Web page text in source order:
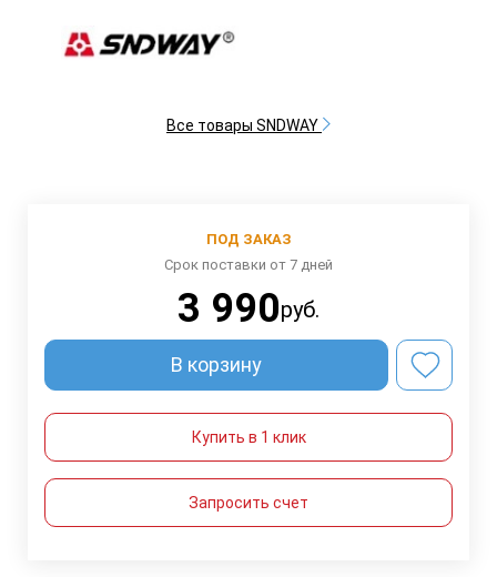
Все товары SNDWAY
ПОД ЗАКАЗ
Срок поставки от 7 дней
3 990руб.
В корзину
Купить в 1 клик
Запросить счет